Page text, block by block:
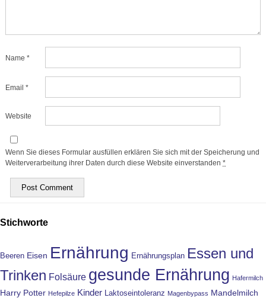
Name *
Email *
Website
Wenn Sie dieses Formular ausfüllen erklären Sie sich mit der Speicherung und
Weiterverarbeitung ihrer Daten durch diese Website einverstanden *
Stichworte
Beeren Eisen Ernährung Ernährungsplan Essen und
Trinken Folsäure gesunde Ernährung Hafermilch
Harry Potter Hefepilze Kinder Laktoseintoleranz Magenbypass Mandelmilch